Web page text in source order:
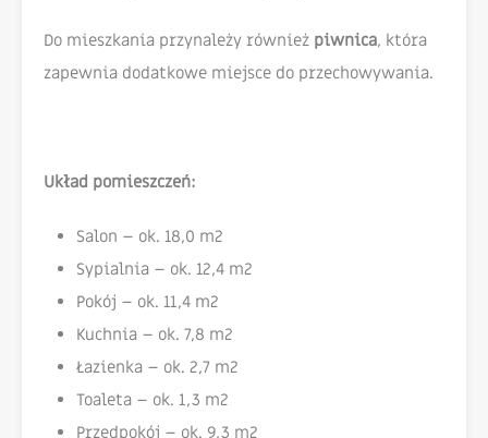
Do mieszkania przynależy również piwnica, która
zapewnia dodatkowe miejsce do przechowywania.
Układ pomieszczeń:
Salon – ok. 18,0 m2
Sypialnia – ok. 12,4 m2
Pokój – ok. 11,4 m2
Kuchnia – ok. 7,8 m2
Łazienka – ok. 2,7 m2
Toaleta – ok. 1,3 m2
Przedpokój – ok. 9,3 m2